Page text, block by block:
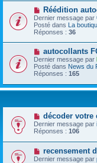
Réédition
Dernier message par
Posté dans La
Réponses : 36
autocollants
Dernier message par
Posté dans News du
Réponses : 165
décoder votre
Dernier message par
Réponses : 106
recensement
Dernier message par